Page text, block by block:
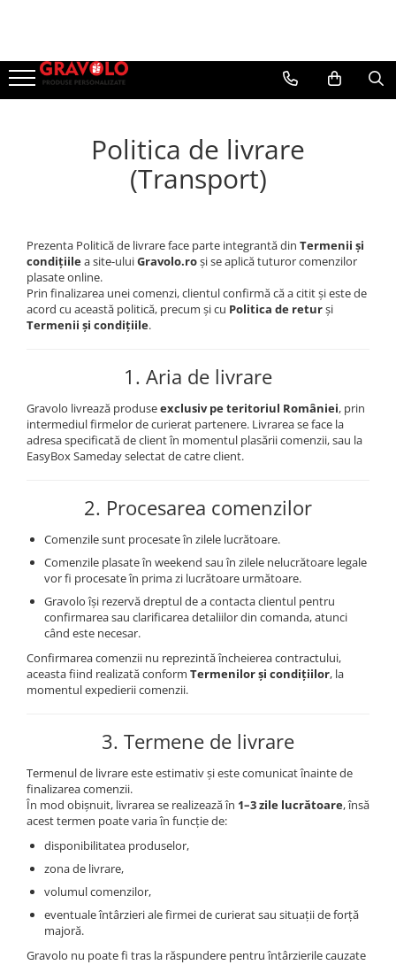
Tricouri personalizate cu poză,
Căni Personalizate – Creează Cana
Perfectă cu Poză, Nume, Text sau
Rame foto personalizate
Pusculite personalizate
Cutii de vin personalizate
Brelocuri Personalizate
Brichete Personalizate
Insigne personalizate
Body bebelusi personalizate
Perne personalizate
Plusuri personalizate
Etichete pentru sticla de vin
Cadouri Personalizate Unice
Sorturi Personalizate
Hanorac Pescuit
Cadouri Cuplu
Cadouri Femei
Cadouri pentru Tata
Cadouri pentru Bunici
Cadouri pentru Nasi
Cadouri pentru Sefa/Sef
Cadouri pentru Doctori
Cadouri Pensionare
Cadouri de Craciun
Cadouri de 8 Martie
Back to School
Nunta
Politica de livrare
(Transport)
Prezenta Politică de livrare face parte integrantă din Termenii și
condițiilea site-uluiGravolo.roși se aplică tuturor comenzilor
plasate online.
Prin finalizarea unei comenzi, clientul confirmă că a citit și este de
acord cu această politică, precum și cu Politica de returși
Termenii și condițiile.
1. Aria de livrare
Gravolo livrează produseexclusiv pe teritoriul României, prin
intermediul firmelor de curierat partenere. Livrarea se face la
adresa specificată de client în momentul plasării comenzii, sau la
EasyBox Sameday selectat de catre client.
2. Procesarea comenzilor
Comenzile sunt procesate în zilele lucrătoare.
Comenzile plasate în weekend sau în zilele nelucrătoare legale
vor fi procesate în prima zi lucrătoare următoare.
Gravolo își rezervă dreptul de a contacta clientul pentru
confirmarea sau clarificarea detaliilor din comanda, atunci
când este necesar.
Confirmarea comenzii nu reprezintă încheierea contractului,
aceasta fiind realizată conform Termenilor și condițiilor, la
momentul expedierii comenzii.
3. Termene de livrare
Termenul de livrare este estimativ și este comunicat înainte de
finalizarea comenzii.
În mod obișnuit, livrarea se realizează în 1–3 zile lucrătoare, însă
acest termen poate varia în funcție de:
disponibilitatea produselor,
zona de livrare,
volumul comenzilor,
eventuale întârzieri ale firmei de curierat sau situații de forță
majoră.
Gravolo nu poate fi tras la răspundere pentru întârzierile cauzate